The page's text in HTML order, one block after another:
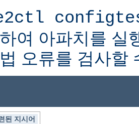
여 아파치를 실
오류를 검사할
된 지시어